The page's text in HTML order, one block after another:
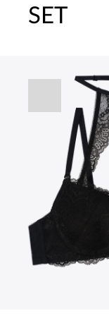
[썸머블프
SET